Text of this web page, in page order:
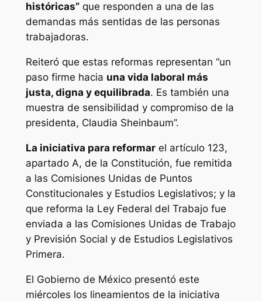
históricas”que responden a una de las
demandas más sentidas de las personas
trabajadoras.
Reiteró que estas reformas representan “un
paso firme hacia una vida laboral más
justa, digna y equilibrada. Es también una
muestra de sensibilidad y compromiso de la
presidenta, Claudia Sheinbaum”.
La iniciativa para reformarel artículo 123,
apartado A, de la Constitución, fue remitida
a las Comisiones Unidas de Puntos
Constitucionales y Estudios Legislativos; y la
que reforma la Ley Federal del Trabajo fue
enviada a las Comisiones Unidas de Trabajo
y Previsión Social y de Estudios Legislativos
Primera.
El Gobierno de México presentó este
miércoles los lineamientos de la iniciativa